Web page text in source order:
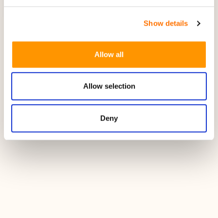
Show details
Allow all
Allow selection
Deny